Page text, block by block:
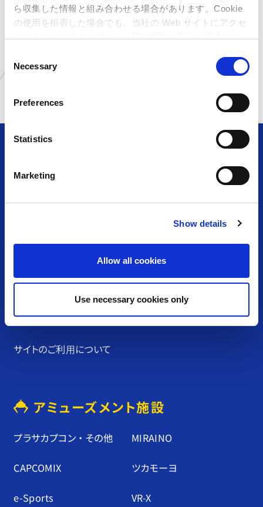
ら収集した情報と組み合わせる場合があります。Cookie
の使用を拒否した場合でも、当社の Web サイトにアクセ
スすることはできますが、一部の機能が正しく動作しな
n
Necessary
Preferences
Statistics
Marketing
Show details
Allow all cookies
Use necessary cookies only
アミューズメント＆ショップ
施設・店舗⼀覧
採⽤情報
カプコンアーケード お問い合わせ
クッキーポリシー プライバシーポリシー
サイトのご利⽤について
アミューズメント施設
プラサカプコン ・ その他 MIRAINO
CAPCOMIX ツカモーヨ
e-Sports VR-X